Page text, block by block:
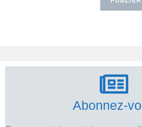
Abonnez-